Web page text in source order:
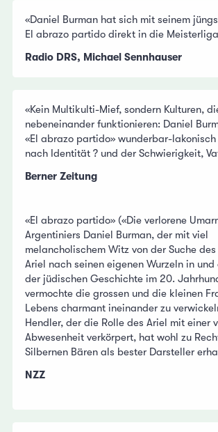
«Daniel Burman hat sich mit seinem
El abrazo partido direkt in die
Radio DRS, Michael Sennhauser
«Kein Multikulti-Mief, sondern Kulturen,
nebeneinander funktionieren: Daniel
«El abrazo partido» wunderbar-lakonisch
nach Identität ? und der Schwierigkeit,
Berner Zeitung
«El abrazo partido» («Die verlorene
Argentiniers Daniel Burman, der mit viel
melancholischem Witz von der Suche
Ariel nach seinen eigenen Wurzeln in
der jüdischen Geschichte im 20.
vermochte die grossen und die kleinen
Lebens charmant ineinander zu
Hendler, der die Rolle des Ariel mit einer
Abwesenheit verkörpert, hat wohl zu
Silbernen Bären als bester Darsteller
NZZ